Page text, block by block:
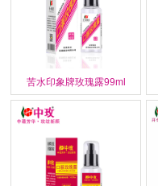
苦水印象牌玫瑰露99ml